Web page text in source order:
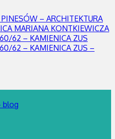
– ARCHITEKTURA
MARIANA KONTKIEWICZA
62 – KAMIENICA ZUS
62 – KAMIENICA ZUS –
blog